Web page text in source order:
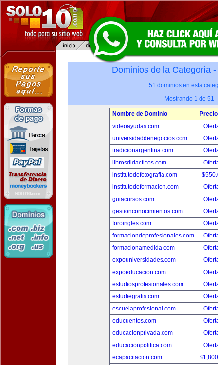
Dominios de la Categoría -
51 dominios en esta
Mostrando 1 de 51
Nombre de Dominio
Precio
videoayudas.com
universidaddenegocios.com
tradicionargentina.com
librosdidacticos.com
institutodefotografia.com
institutodeformacion.com
guiacursos.com
gestionconocimientos.com
foroingles.com
formaciondeprofesionales.com
formacionamedida.com
expouniversidades.com
expoeducacion.com
estudiosprofesionales.com
estudiegratis.com
escuelaprofesional.com
educuentos.com
educacionprivada.com
educacionpolitica.com
ecapacitacion.com